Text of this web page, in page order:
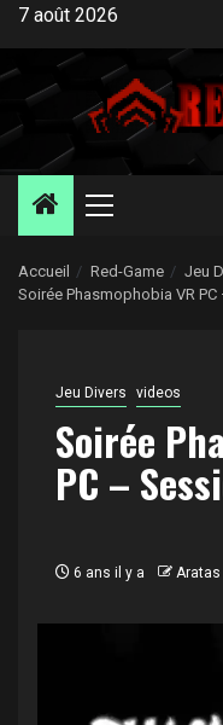
Aller
contenu
7 août 2026
Menu
Accueil Red-Game
Jeu
Soirée Phasmophobia VR PC
Jeu Divers videos
Soirée
PC –
6 ans il y a Aratas